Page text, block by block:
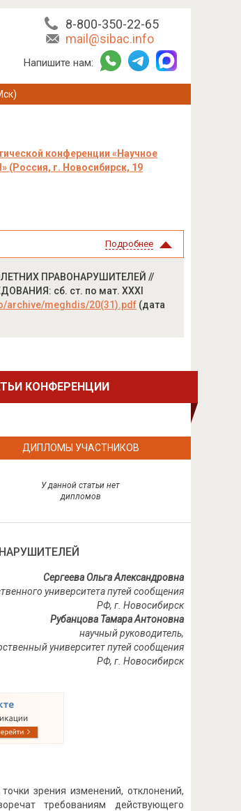
8-800-350-22-65
mail@sibac.info
Напишите нам:
конференции «Научное
г. Новосибирск, 19
Подробнее
ПРАВОНАРУШИТЕЛЕЙ //
сб. ст. по мат. XXXI
archive/meghdis/20(31).pdf(дата
КОНФЕРЕНЦИИ
ДИПЛОМЫ УЧАСТНИКОВ
У данной статьи нет
дипломов
Сергеева Ольга Александровна
университета путей сообщения
РФ, г. Новосибирск
Рубанцова Тамара Антоновна
научный руководитель,
университет путей сообщения
РФ, г. Новосибирск
зрения изменений, отклонений,
требованиям действующего